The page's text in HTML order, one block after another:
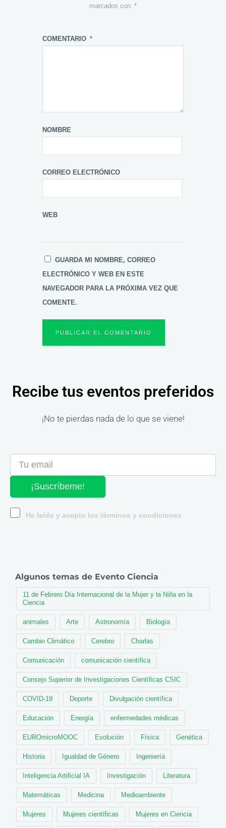
marcados con *
COMENTARIO *
NOMBRE
CORREO ELECTRÓNICO
WEB
GUARDA MI NOMBRE, CORREO
ELECTRÓNICO Y WEB EN ESTE
NAVEGADOR PARA LA PRÓXIMA VEZ QUE
COMENTE.
Recibe tus eventos preferidos
¡No te pierdas nada de lo que se viene!
¡Suscríbeme!
He leído y acepto los términos y condiciones
Algunos temas de Evento Ciencia
11 de Febrero Día Internacional de la Mujer y la Niña en la
Ciencia
animales Arte Astronomía Biología
Cambio Climático Cerebro Charlas
Comunicación comunicación científica
Consejo Superior de Investigaciones Científicas CSIC
COVID-19 Deporte Divulgación científica
Educación Energía enfermedades médicas
EUROmicroMOOC Evolución Física Genética
Historia Igualdad de Género Ingeniería
Inteligencia Artificial IA Investigación Literatura
Matemáticas Medicina Medioambiente
Mujeres Mujeres científicas Mujeres en Ciencia